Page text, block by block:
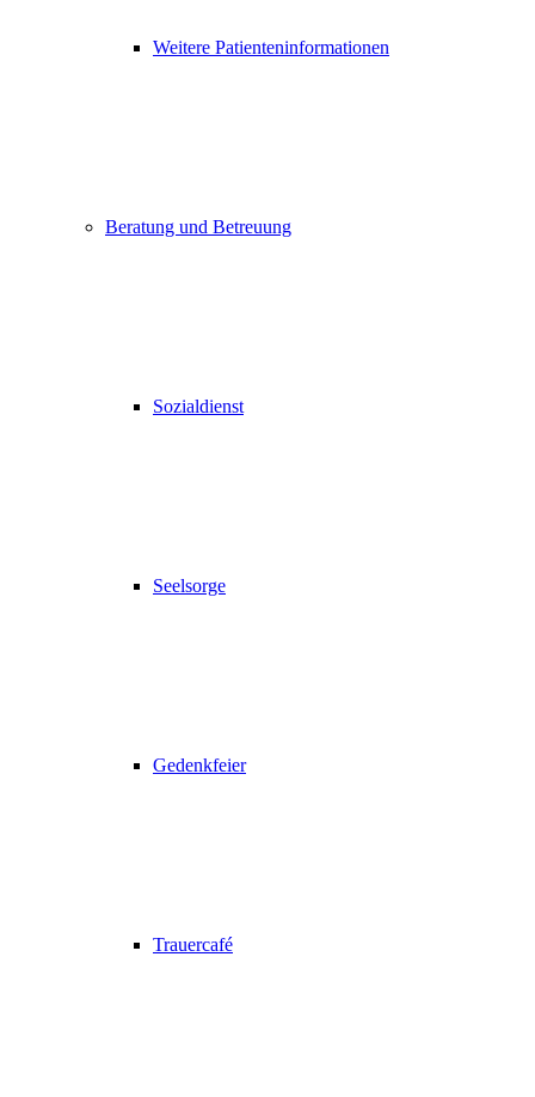
Weitere Patienteninformationen
Beratung und Betreuung
Sozialdienst
Seelsorge
Gedenkfeier
Trauercafé